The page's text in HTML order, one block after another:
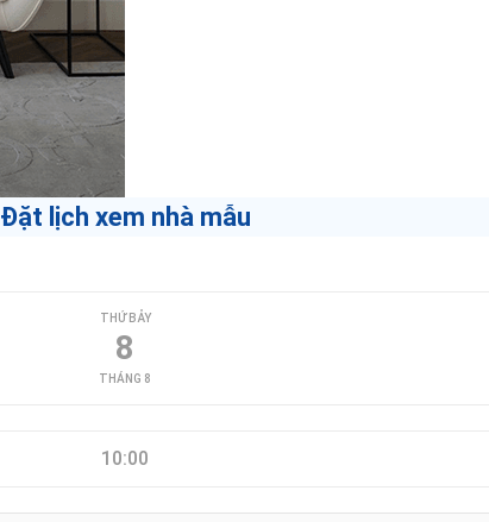
Đặt lịch xem nhà mẫu
THỨ BẢY
8
THÁNG 8
10:00